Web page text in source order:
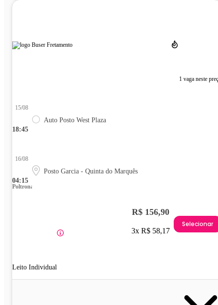
1 vaga neste
18:45
15/08
Auto Posto West Plaza
04:15
16/08
Posto Garcia - Quinta do Marquês
Poltrona
Leito Individual
R$ 156,90
3x R$ 58,17
Selecionar